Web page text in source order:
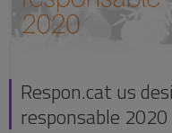
Respon.cat us
responsable 2020